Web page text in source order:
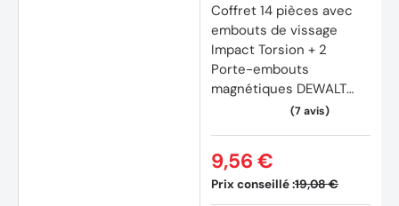
Coffret 14 pièces avec
embouts de vissage
Impact Torsion + 2
Porte-embouts
magnétiques DEWALT
DT70512T-QZ
Prix conseillé :19,08 €
9,56 €